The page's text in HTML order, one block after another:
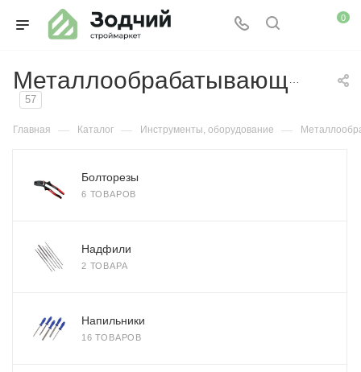
0
Металлообрабатывающий
57
Главная — Каталог — Инструменты, оборудование —
Болторезы
6 ТОВАРОВ
Надфили
2 ТОВАРА
Напильники
16 ТОВАРОВ